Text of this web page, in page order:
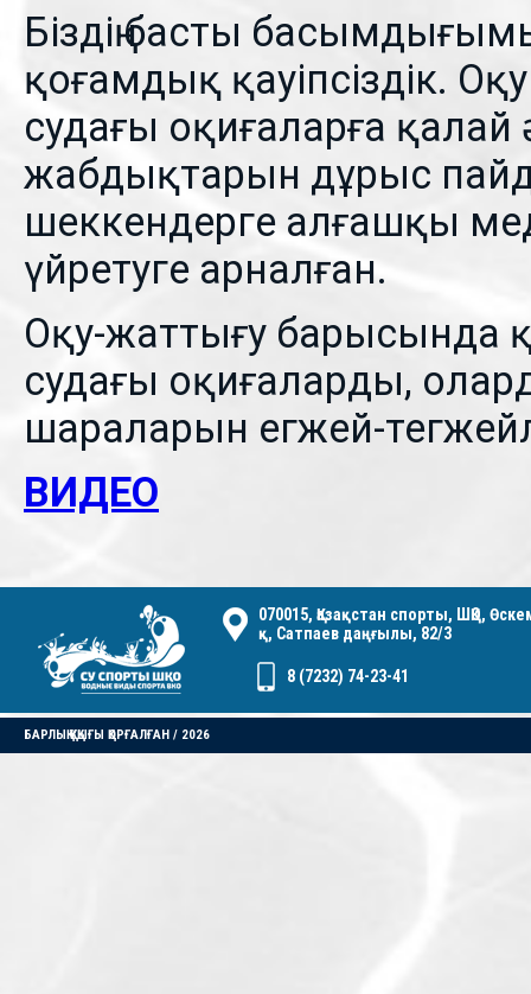
Біздің басты
қоғамдық қауіпсіздік.
судағы оқиғаларға қалай
жабдықтарын дұрыс
шеккендерге алғашқы
үйретуге арналған.
Оқу-жаттығу барысында
судағы оқиғаларды,
шараларын егжей-
ВИДЕО
070015, Қазақстан спорты, ШҚО,
қ, Сатпаев даңғылы, 82/3
8 (7232) 74-23-41
БАРЛЫҚ ҚҰҚЫҒЫ ҚОРҒАЛҒАН / 2026